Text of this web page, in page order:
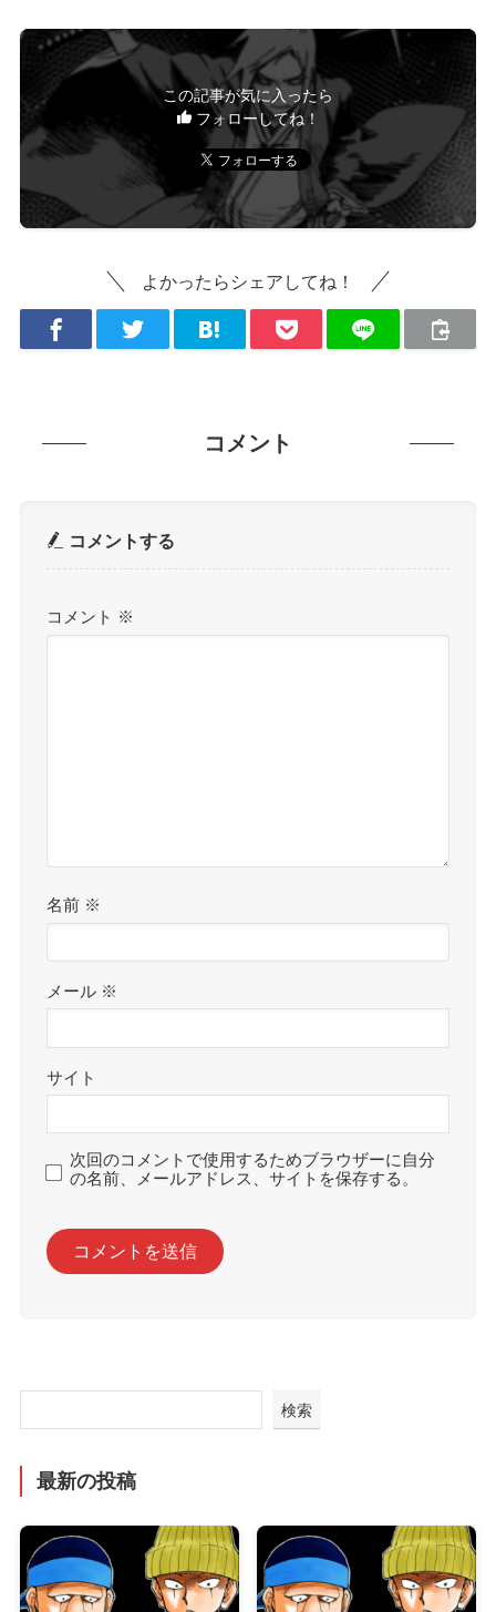
この記事が気に入ったら
フォローしてね！
よかったらシェアしてね！
コメント
コメントする
コメント ※
名前 ※
メール ※
サイト
次回のコメントで使用するためブラウザーに自分
の名前、メールアドレス、サイトを保存する。
検索
最新の投稿